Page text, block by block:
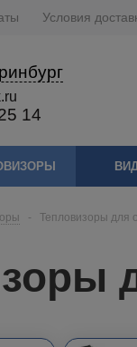
Условия
14
- Тепловизоры для